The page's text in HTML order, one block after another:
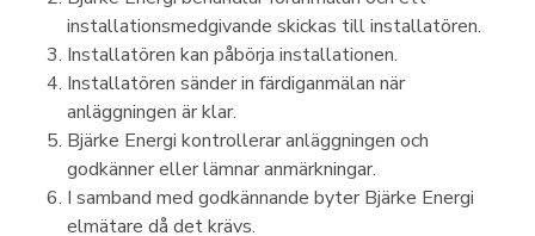
installationsmedgivande skickas till installatören.
Installatören kan påbörja installationen.
Installatören sänder in färdiganmälan när
anläggningen är klar.
Bjärke Energi kontrollerar anläggningen och
godkänner eller lämnar anmärkningar.
I samband med godkännande byter Bjärke Energi
elmätare då det krävs.